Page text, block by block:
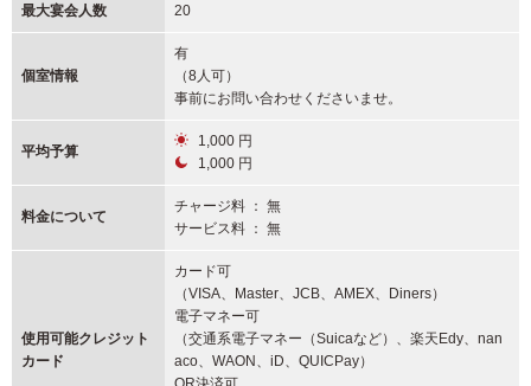
最大宴会人数 20
個室情報
有
（8人可）
事前にお問い合わせくださいませ。
平均予算
1,000 円
1,000 円
料金について
チャージ料 ： 無
サービス料 ： 無
使用可能クレジット
カード
カード可
（VISA、Master、JCB、AMEX、Diners）
電子マネー可
（交通系電子マネー（Suicaなど）、楽天Edy、nan
aco、WAON、iD、QUICPay）